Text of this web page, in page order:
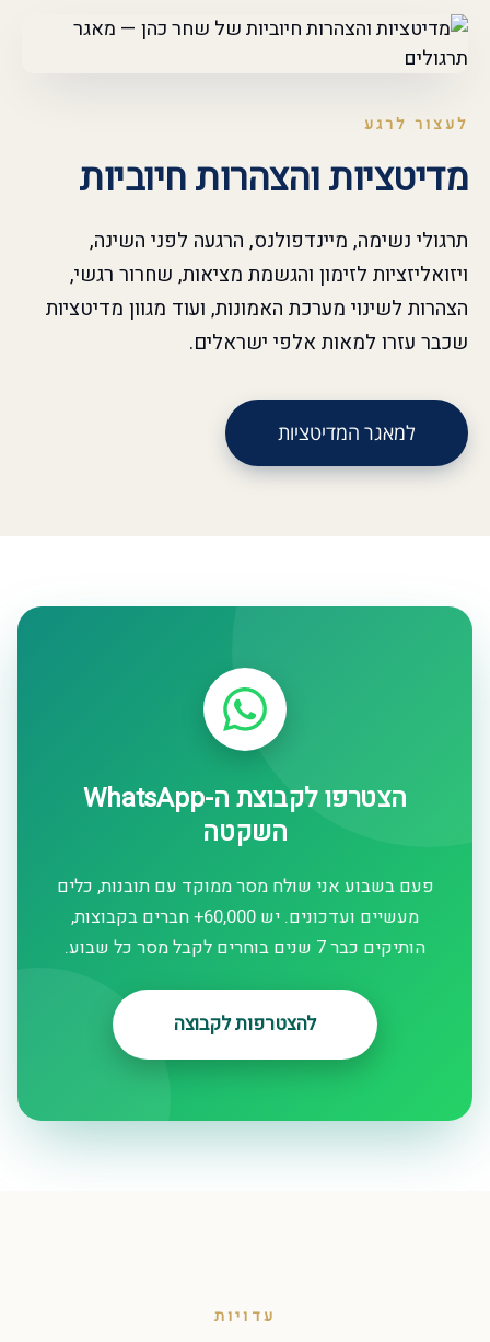
לעצור לרגע
מדיטציות והצהרות חיוביות
תרגולי נשימה, מיינדפולנס, הרגעה לפני השינה,
ויזואליזציות לזימון והגשמת מציאות, שחרור רגשי,
הצהרות לשינוי מערכת האמונות, ועוד מגוון מדיטציות
שכבר עזרו למאות אלפי ישראלים.
למאגר המדיטציות
הצטרפו לקבוצת ה-WhatsApp
השקטה
פעם בשבוע אני שולח מסר ממוקד עם תובנות, כלים
מעשיים ועדכונים. יש 60,000+ חברים בקבוצות,
הותיקים כבר 7 שנים בוחרים לקבל מסר כל שבוע.
להצטרפות לקבוצה
עדויות